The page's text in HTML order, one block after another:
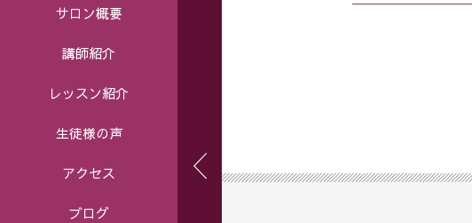
サロン概要
講師紹介
レッスン紹介
生徒様の声
アクセス
ブログ